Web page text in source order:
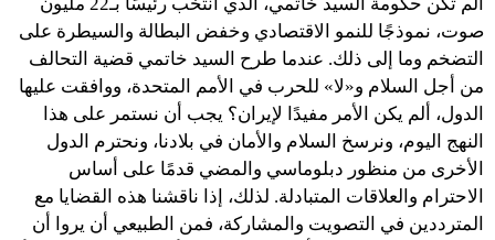
صوت، نموذجًا للنمو الاقتصادي وخفض البطالة والسيطرة على
التضخم وما إلى ذلك. عندما طرح السيد خاتمي قضية التحالف
من أجل السلام و«لا» للحرب في الأمم المتحدة، ووافقت عليها
الدول، ألم يكن الأمر مفيدًا لإيران؟ يجب أن نستمر على هذا
النهج اليوم، ونرسخ السلام والأمان في بلادنا، ونحترم الدول
الأخرى من منظور دبلوماسي والمضي قدمًا على أساس
الاحترام والعلاقات المتبادلة. لذلك، إذا ناقشنا هذه القضايا مع
المترددين في التصويت والمشاركة، فمن الطبيعي أن يروا أن